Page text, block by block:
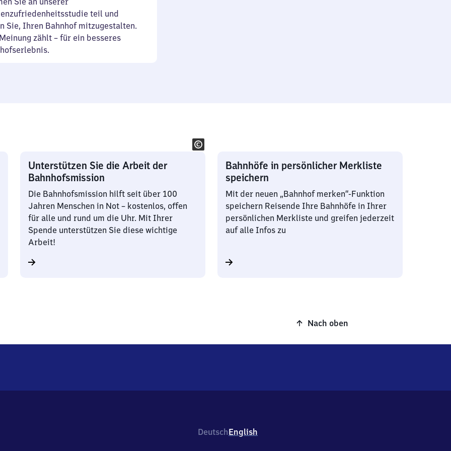
teil und
Sie, Ihren Bahnhof mitzugestalten.
zählt – für ein besseres
Unterstützen Sie die Arbeit der
Bahnhofsmission
Die Bahnhofsmission hilft seit über 100
Jahren Menschen in Not – kostenlos, offen
für alle und rund um die Uhr. Mit Ihrer
Spende unterstützen Sie diese wichtige
Arbeit!
Bahnhöfe in persönlicher Merkliste
speichern
Mit der neuen „Bahnhof merken“-Funktion
speichern Reisende Ihre Bahnhöfe in Ihrer
persönlichen Merkliste und greifen jederzeit
auf alle Infos zu
Nach oben
DeutschEnglish